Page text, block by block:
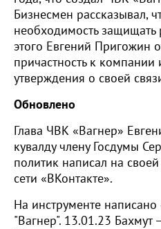
Бизнесмен рассказывал,
необходимость защищать
этого Евгений Пригожин
причастность к
утверждения о своей
Обновлено
Глава ЧВК «Вагнер»
кувалду члену Госдумы
политик написал на
сети «ВКонтакте».
На инструменте
"Вагнер". 13.01.23